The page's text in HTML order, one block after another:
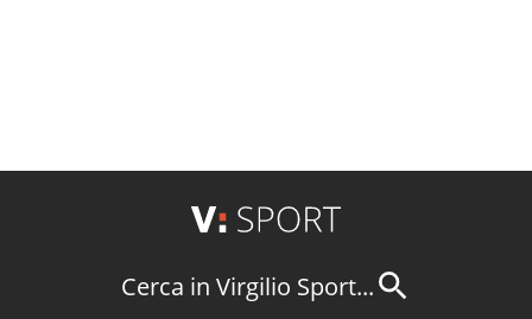
Cerca in Virgilio Sport...